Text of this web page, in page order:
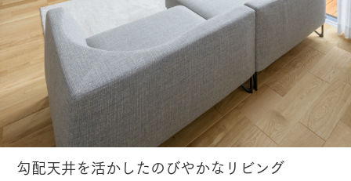
勾配天井を活かしたのびやかなリビング